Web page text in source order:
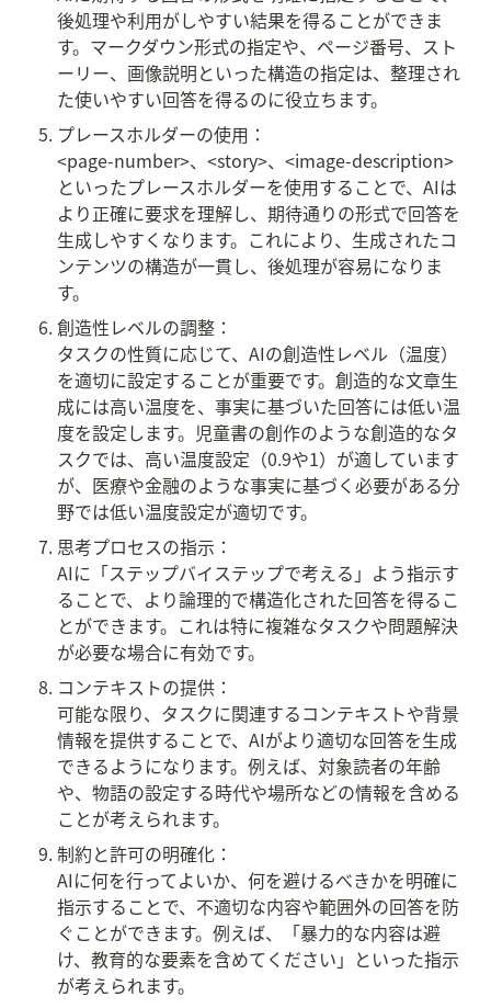
後処理や利用がしやすい結果を得ることができま
す。マークダウン形式の指定や、ページ番号、スト
ーリー、画像説明といった構造の指定は、整理され
た使いやすい回答を得るのに役立ちます。
プレースホルダーの使用：
<page-number>、<story>、<image-description>
といったプレースホルダーを使用することで、AIは
より正確に要求を理解し、期待通りの形式で回答を
生成しやすくなります。これにより、生成されたコ
ンテンツの構造が一貫し、後処理が容易になりま
す。
創造性レベルの調整：
タスクの性質に応じて、AIの創造性レベル（温度）
を適切に設定することが重要です。創造的な文章生
成には高い温度を、事実に基づいた回答には低い温
度を設定します。児童書の創作のような創造的なタ
スクでは、高い温度設定（0.9や1）が適しています
が、医療や金融のような事実に基づく必要がある分
野では低い温度設定が適切です。
思考プロセスの指示：
AIに「ステップバイステップで考える」よう指示す
ることで、より論理的で構造化された回答を得るこ
とができます。これは特に複雑なタスクや問題解決
が必要な場合に有効です。
コンテキストの提供：
可能な限り、タスクに関連するコンテキストや背景
情報を提供することで、AIがより適切な回答を生成
できるようになります。例えば、対象読者の年齢
や、物語の設定する時代や場所などの情報を含める
ことが考えられます。
制約と許可の明確化：
AIに何を行ってよいか、何を避けるべきかを明確に
指示することで、不適切な内容や範囲外の回答を防
ぐことができます。例えば、「暴力的な内容は避
け、教育的な要素を含めてください」といった指示
が考えられます。